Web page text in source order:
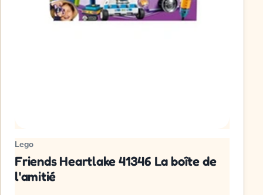
Lego
Friends Heartlake 41346 La boîte de
l'amitié